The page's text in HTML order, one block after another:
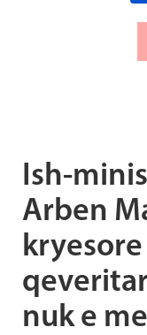
Ish-
Arben
kryesore
nuk e